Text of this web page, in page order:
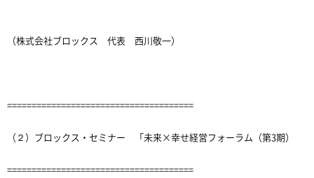
（株式会社ブロックス 代表 西川敬一）
======================================
（２）ブロックス・セミナー 「未来×幸せ経営フォーラム（第3期）
======================================